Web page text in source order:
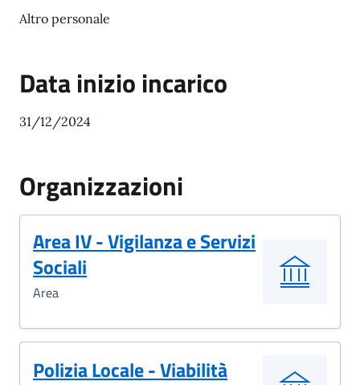
Altro personale
Data inizio incarico
31/12/2024
Organizzazioni
Area IV - Vigilanza e Servizi
Sociali
Area
Polizia Locale - Viabilità